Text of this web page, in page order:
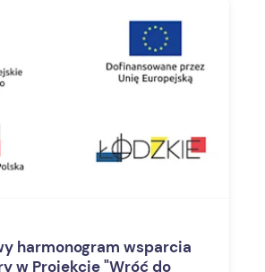
harmonogram wsparcia
w Projekcie "Wróć do